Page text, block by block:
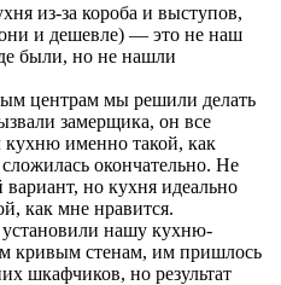
из-за короба и выступов,
и дешевле) — это не наш
были, но не нашли
центрам мы решили делать
замерщика, он все
кухню именно такой, как
окончательно. Не
но кухня идеально
как мне нравится.
нашу кухню-
кривым стенам, им пришлось
шкафчиков, но результат